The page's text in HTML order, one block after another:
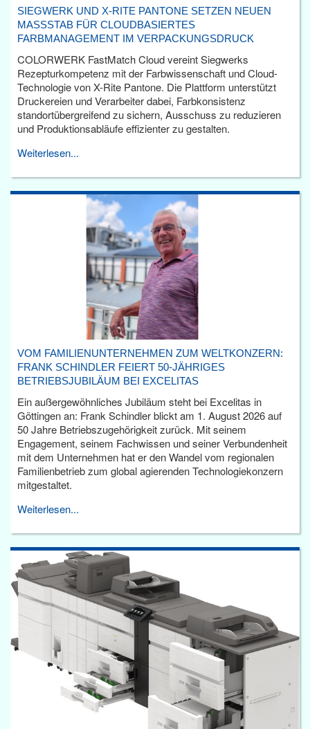
SIEGWERK UND X-RITE PANTONE SETZEN NEUEN
MASSSTAB FÜR CLOUDBASIERTES F
ARBMANAGEMENT IM VERPACKUNGSDRUCK
COLORWERK FastMatch Cloud vereint Siegwerks
Rezepturkompetenz mit der Farbwissenschaft und Cloud-
Technologie von X-Rite Pantone. Die Plattform unterstützt
Druckereien und Verarbeiter dabei, Farbkonsistenz
standortübergreifend zu sichern, Ausschuss zu reduzieren
und Produktionsabläufe effizienter zu gestalten.
Weiterlesen...
VOM FAMILIENUNTERNEHMEN ZUM WELTKONZERN:
FRANK SCHINDLER FEIERT 50-JÄHRIGES
BETRIEBSJUBILÄUM BEI EXCELITAS
Ein außergewöhnliches Jubiläum steht bei Excelitas in
Göttingen an: Frank Schindler blickt am 1. August 2026 auf
50 Jahre Betriebszugehörigkeit zurück. Mit seinem
Engagement, seinem Fachwissen und seiner Verbundenheit
mit dem Unternehmen hat er den Wandel vom regionalen
Familienbetrieb zum global agierenden Technologiekonzern
mitgestaltet.
Weiterlesen...